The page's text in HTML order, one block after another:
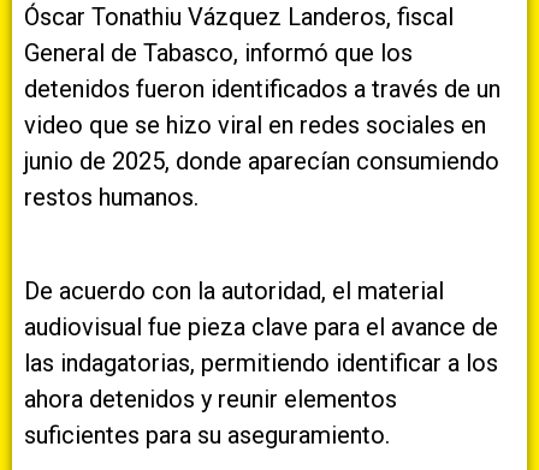
Óscar Tonathiu Vázquez Landeros, fiscal
General de Tabasco, informó que los
detenidos fueron identificados a través de un
video que se hizo viral en redes sociales en
junio de 2025, donde aparecían consumiendo
restos humanos.
De acuerdo con la autoridad, el material
audiovisual fue pieza clave para el avance de
las indagatorias, permitiendo identificar a los
ahora detenidos y reunir elementos
suficientes para su aseguramiento.